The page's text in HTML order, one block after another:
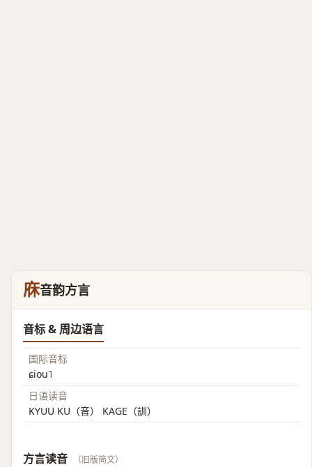
庥音韵方言
音标 & 周边语言
国际音标
ɕiou˥
日语读音
KYUU KU（音） KAGE（訓）
方言读音 （旧版简文）